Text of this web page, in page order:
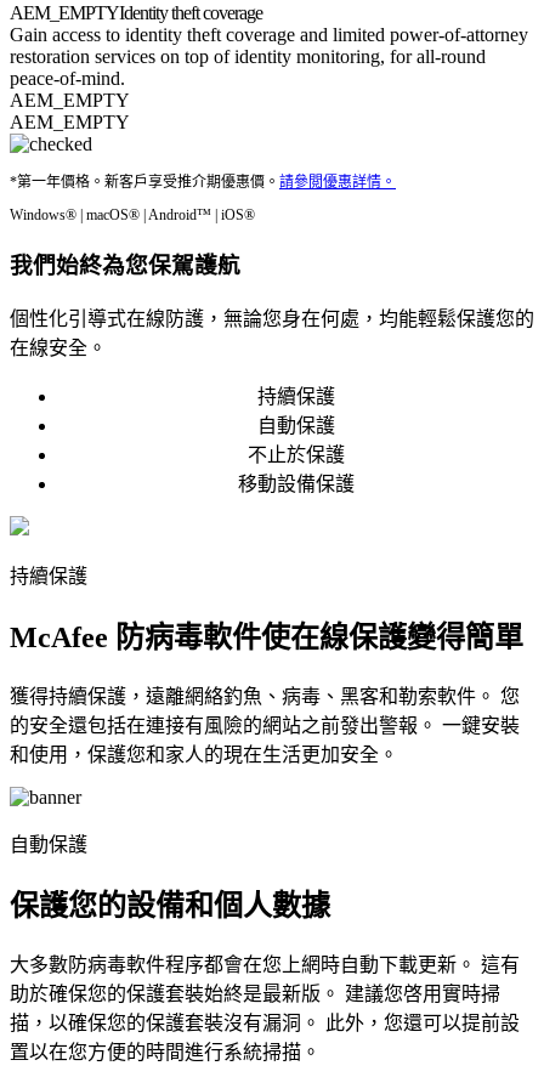
AEM_EMPTYIdentity theft coverage
Gain access to identity theft coverage and limited power-of-attorney
restoration services on top of identity monitoring, for all-round
peace-of-mind.
AEM_EMPTY
AEM_EMPTY
*第一年價格。新客戶享受推介期優惠價。 請參閲優惠詳情。
Windows® | macOS® | Android™ | iOS®
我們始終為您保駕護航
個性化引導式在線防護，無論您身在何處，均能輕鬆保護您的
在線安全。
持續保護
自動保護
不止於保護
移動設備保護
持續保護
McAfee 防病毒軟件使在線保護變得簡單
獲得持續保護，遠離網絡釣魚、病毒、黑客和勒索軟件。 您
的安全還包括在連接有風險的網站之前發出警報。 一鍵安裝
和使用，保護您和家人的現在生活更加安全。
自動保護
保護您的設備和個人數據
大多數防病毒軟件程序都會在您上網時自動下載更新。 這有
助於確保您的保護套裝始終是最新版。 建議您啓用實時掃
描，以確保您的保護套裝沒有漏洞。 此外，您還可以提前設
置以在您方便的時間進行系統掃描。